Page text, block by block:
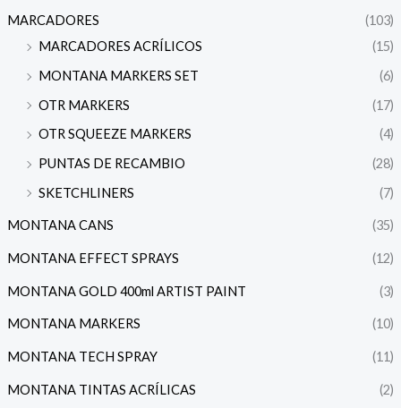
MARCADORES
(103)
MARCADORES ACRÍLICOS
(15)
MONTANA MARKERS SET
(6)
OTR MARKERS
(17)
OTR SQUEEZE MARKERS
(4)
PUNTAS DE RECAMBIO
(28)
SKETCHLINERS
(7)
MONTANA CANS (35)
MONTANA EFFECT SPRAYS (12)
MONTANA GOLD 400ml ARTIST PAINT (3)
MONTANA MARKERS (10)
MONTANA TECH SPRAY (11)
MONTANA TINTAS ACRÍLICAS (2)